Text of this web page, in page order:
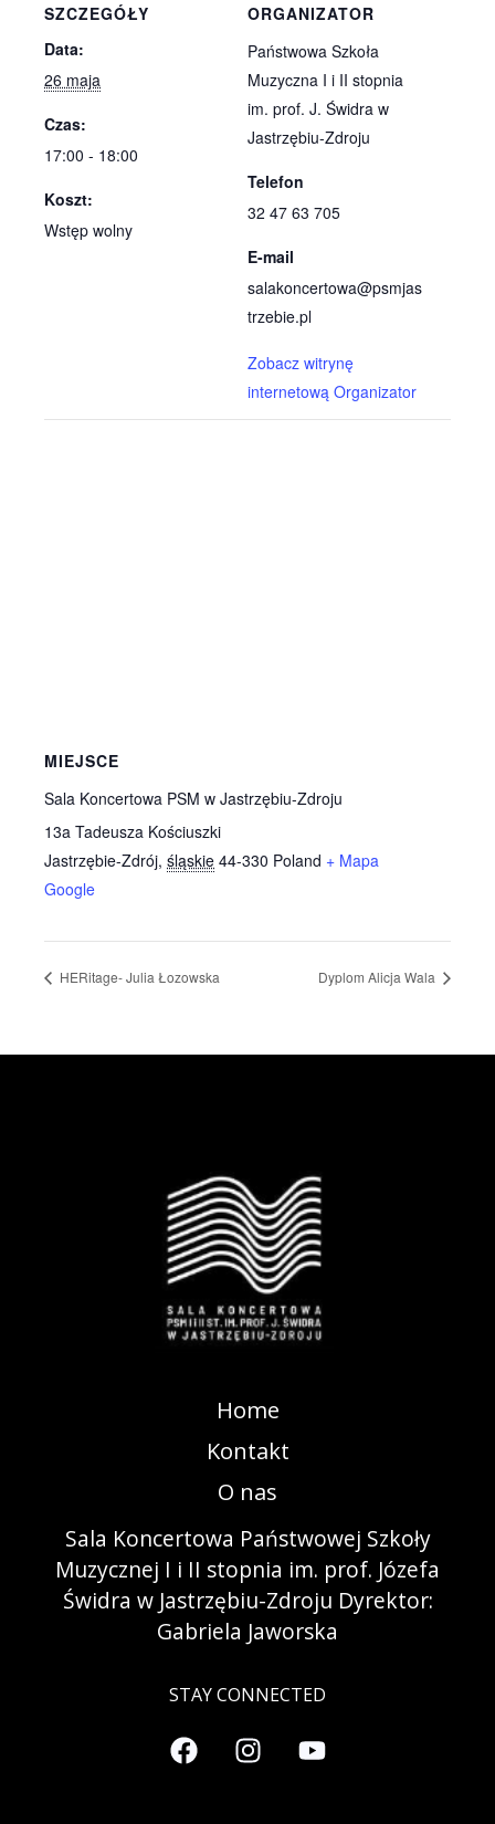
SZCZEGÓŁY
Data:
26 maja
Czas:
17:00 - 18:00
Koszt:
Wstęp wolny
ORGANIZATOR
Państwowa Szkoła
Muzyczna I i II stopnia
im. prof. J. Świdra w
Jastrzębiu-Zdroju
Telefon
32 47 63 705
E-mail
salakoncertowa@psmjas
trzebie.pl
Zobacz witrynę
internetową Organizator
MIEJSCE
Sala Koncertowa PSM w Jastrzębiu-Zdroju
13a Tadeusza Kościuszki
Jastrzębie-Zdrój, śląskie 44-330 Poland + Mapa
Google
HERitage- Julia Łozowska Dyplom Alicja Wala
Home
Kontakt
O nas
Sala Koncertowa Państwowej Szkoły
Muzycznej I i II stopnia im. prof. Józefa
Świdra w Jastrzębiu-Zdroju Dyrektor:
Gabriela Jaworska
STAY CONNECTED